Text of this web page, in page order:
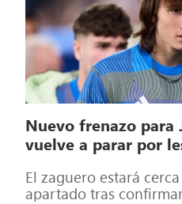
Nuevo frenazo para
vuelve a parar por
El zaguero estará
apartado tras